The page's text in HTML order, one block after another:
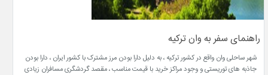
راهنمای سفر به وان ترکیه
شهر ساحلی وان واقع در کشور ترکیه ، به دلیل دارا بودن مرز مشترک با کشور ایران ، دارا بودن
جاذبه های توریستی و وجود مراکز خرید با قیمت مناسب ، مقصد گردشگری مسافران زیادی